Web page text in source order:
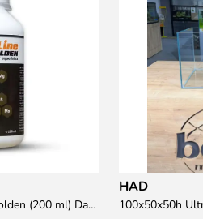
"MasterLine All In One Golden (200 ml) Daha yüksek zorluk derecesine sahip bitkiler için Özel formül Tam Besin "
HAD